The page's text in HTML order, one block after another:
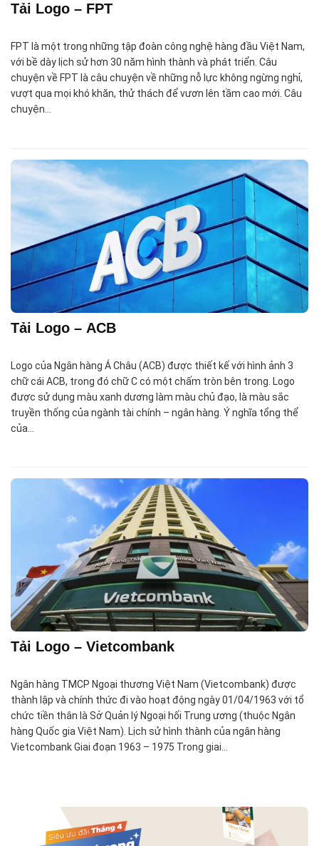
Tải Logo – FPT
FPT là một trong những tập đoàn công nghệ hàng đầu Việt Nam,
với bề dày lịch sử hơn 30 năm hình thành và phát triển. Câu
chuyện về FPT là câu chuyện về những nỗ lực không ngừng nghỉ,
vượt qua mọi khó khăn, thử thách để vươn lên tầm cao mới. Câu
chuyện…
Tải Logo – ACB
Logo của Ngân hàng Á Châu (ACB) được thiết kế với hình ảnh 3
chữ cái ACB, trong đó chữ C có một chấm tròn bên trong. Logo
được sử dụng màu xanh dương làm màu chủ đạo, là màu sắc
truyền thống của ngành tài chính – ngân hàng. Ý nghĩa tổng thể
của…
Tải Logo – Vietcombank
Ngân hàng TMCP Ngoại thương Việt Nam (Vietcombank) được
thành lập và chính thức đi vào hoạt động ngày 01/04/1963 với tổ
chức tiền thân là Sở Quản lý Ngoại hối Trung ương (thuộc Ngân
hàng Quốc gia Việt Nam). Lịch sử hình thành của ngân hàng
Vietcombank Giai đoạn 1963 – 1975 Trong giai…